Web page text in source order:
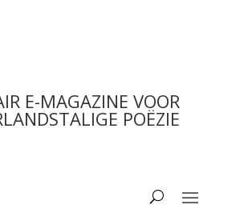
E-MAGAZINE VOOR
POËZIE